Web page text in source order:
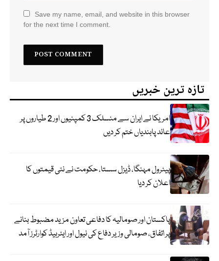
Save my name, email, and website in this browser
for the next time I comment.
تازہ ترین خبریں
امریکا نے ایران سے منسلک 3 کمپنیوں اور 2 طیاروں پر
عائد پابندیاں ختم کر دیں
پیٹرول مہنگا، ڈیزل سستا، حکومت نے نئی قیمتوں کا
اعلان کر دیا
پاکستان اور صومالیہ کا دفاعی تعاون مزید مضبوط بنانے
پر اتفاق، صومالی وزیر دفاع کی نیول اور ایئرہیڈ کوارٹرز آمد